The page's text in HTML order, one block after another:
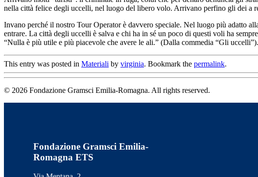
nella città felice degli uccelli, nel luogo del libero volo. Arrivano perfino gli dei a
Invano perché il nostro Tour Operator è davvero speciale. Nel luogo più adatto
entrare. La città degli uccelli è salva e chi ha in sé un poco di questi voli ha
“Nulla è più utile e più piacevole che avere le ali.” (Dalla commedia “Gli uccelli”).
This entry was posted in Materiali by virginia. Bookmark the permalink.
© 2026 Fondazione Gramsci Emilia-Romagna. All rights reserved.
Fondazione Gramsci Emilia-
Romagna ETS